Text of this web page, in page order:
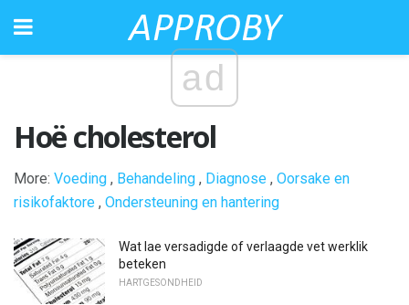
ad
Hoë cholesterol
More: Voeding , Behandeling , Diagnose , Oorsake en
risikofaktore , Ondersteuning en hantering
Wat lae versadigde of verlaagde vet werklik
beteken
HARTGESONDHEID